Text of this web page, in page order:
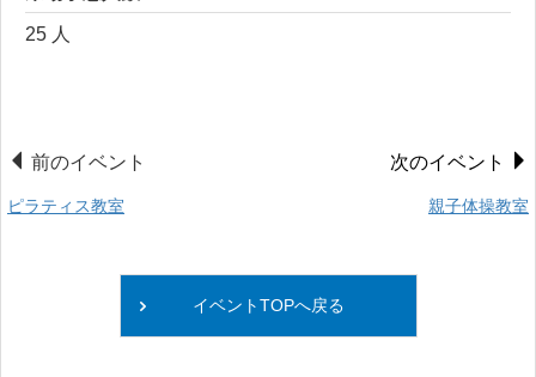
25 人
前のイベント
ピラティス教室
次のイベント
親子体操教室
イベントTOPへ戻る